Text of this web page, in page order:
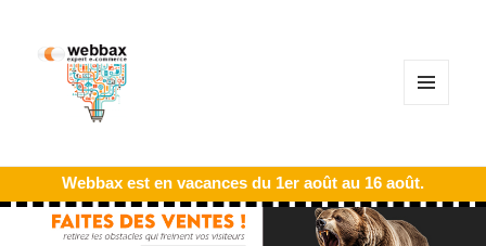
Webbax est en vacances du 1er août au 16 août.